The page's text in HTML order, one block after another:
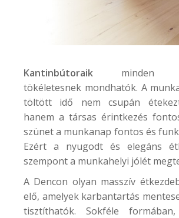
Kantinbútoraik minden
tökéletesnek mondhatók. A
töltött idő nem csupán
hanem a társas érintkezés
szünet a munkanap fontos és
Ezért a nyugodt és elegáns
szempont a munkahelyi jólét
A Dencon olyan masszív
elő, amelyek karbantartás
tisztíthatók. Sokféle